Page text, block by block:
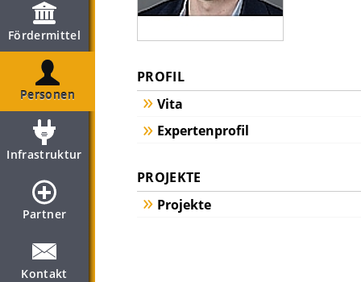
Fördermittel
Personen
Infrastruktur
Partner
Kontakt
PROFIL
Vita
Expertenprofil
PROJEKTE
Projekte